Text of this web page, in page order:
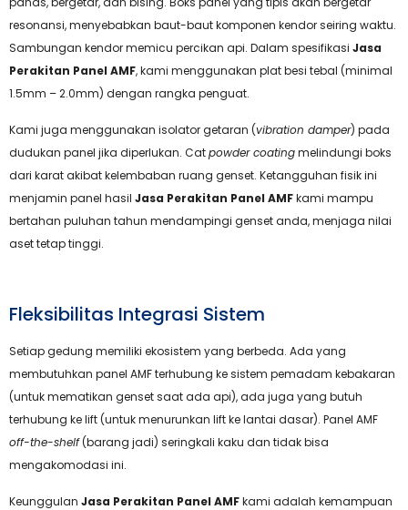
resonansi, menyebabkan baut-baut komponen kendor seiring waktu.
Sambungan kendor memicu percikan api. Dalam spesifikasi Jasa
Perakitan Panel AMF, kami menggunakan plat besi tebal (minimal
1.5mm – 2.0mm) dengan rangka penguat.
Kami juga menggunakan isolator getaran (vibration damper) pada
dudukan panel jika diperlukan. Catpowder coatingmelindungi boks
dari karat akibat kelembaban ruang genset. Ketangguhan fisik ini
menjamin panel hasil Jasa Perakitan Panel AMFkami mampu
bertahan puluhan tahun mendampingi genset anda, menjaga nilai
aset tetap tinggi.
Fleksibilitas Integrasi Sistem
Setiap gedung memiliki ekosistem yang berbeda. Ada yang
membutuhkan panel AMF terhubung ke sistem pemadam kebakaran
(untuk mematikan genset saat ada api), ada juga yang butuh
terhubung ke lift (untuk menurunkan lift ke lantai dasar). Panel AMF
off-the-shelf(barang jadi) seringkali kaku dan tidak bisa
mengakomodasi ini.
Keunggulan Jasa Perakitan Panel AMFkami adalah kemampuan